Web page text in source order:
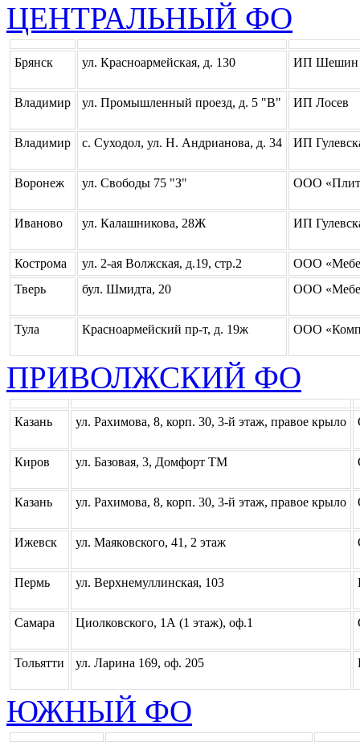
ЦЕНТРАЛЬНЫЙ ФО
Брянск ул. Красноармейская, д. 130 ИП
Владимир ул. Промышленный проезд, д. 5 "В" ИП Лосев
Владимир с. Суходол, ул. Н. Андрианова, д. 34 ИП
Воронеж ул. Свободы 75 "З" ООО
Иваново ул. Калашникова, 28Ж ИП
Кострома ул. 2-ая Волжская, д.19, стр.2
ООО
Тверь
бул. Шмидта, 20 ООО
Тула Красноармейский пр-т, д. 19ж ООО
ПРИВОЛЖСКИЙ ФО
Казань ул. Рахимова, 8, корп. 30, 3-й этаж, правое крыло
Киров ул. Базовая, 3, Домфорт ТМ
Казань ул. Рахимова, 8, корп. 30, 3-й этаж, правое крыло
Ижевск ул. Маяковского, 41, 2 этаж
Пермь ул. Верхнемуллинская, 103
Самара Циолковского, 1А (1 этаж), оф.1
Тольятти ул. Ларина 169, оф. 205
ЮЖНЫЙ ФО